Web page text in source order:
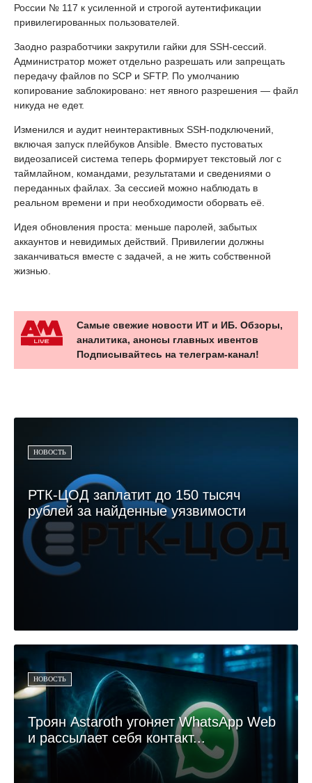
России № 117 к усиленной и строгой аутентификации
привилегированных пользователей.
Заодно разработчики закрутили гайки для SSH-сессий.
Администратор может отдельно разрешать или запрещать
передачу файлов по SCP и SFTP. По умолчанию
копирование заблокировано: нет явного разрешения — файл
никуда не едет.
Изменился и аудит неинтерактивных SSH-подключений,
включая запуск плейбуков Ansible. Вместо пустоватых
видеозаписей система теперь формирует текстовый лог с
таймлайном, командами, результатами и сведениями о
переданных файлах. За сессией можно наблюдать в
реальном времени и при необходимости оборвать её.
Идея обновления проста: меньше паролей, забытых
аккаунтов и невидимых действий. Привилегии должны
заканчиваться вместе с задачей, а не жить собственной
жизнью.
Самые свежие новости ИТ и ИБ. Обзоры,
аналитика, анонсы главных ивентов
Подписывайтесь на телеграм-канал!
НОВОСТЬ
РТК-ЦОД заплатит до 150 тысяч
рублей за найденные уязвимости
НОВОСТЬ
Троян Astaroth угоняет WhatsApp Web
и рассылает себя контакт...